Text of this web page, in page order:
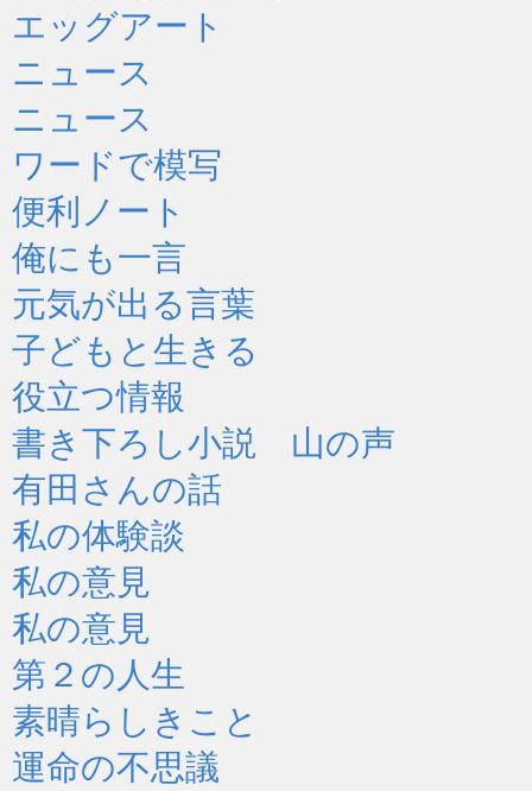
エッグアート
ニュース
ニュース
ワードで模写
便利ノート
俺にも一言
元気が出る言葉
子どもと生きる
役立つ情報
書き下ろし小説 山の声
有田さんの話
私の体験談
私の意見
私の意見
第２の人生
素晴らしきこと
運命の不思議